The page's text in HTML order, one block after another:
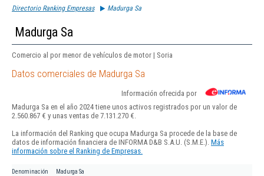
Directorio Ranking Empresas Madurga Sa
Madurga Sa
Comercio al por menor de vehículos de motor | Soria
Datos comerciales de Madurga Sa
Información ofrecida por
Madurga Sa en el año 2024 tiene unos activos registrados por un valor de
2.560.867 € y unas ventas de 7.131.270 €.
La información del Ranking que ocupa Madurga Sa procede de la base de
datos de información financiera de INFORMA D&B S.A.U. (S.M.E.). Más
información sobre el Ranking de Empresas.
Denominación Madurga Sa